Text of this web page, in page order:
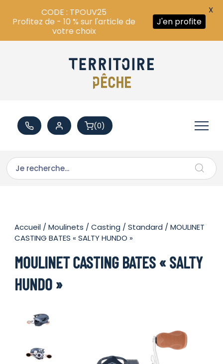
(0)
Accueil /Moulinets /Casting /Standard / MOULINET
CASTING BATES « SALTY HUNDO »
MOULINET CASTING BATES « SALTY
HUNDO »
CODE : TPOUV25
Profitez de - 10 % sur l'article de
votre choix
J'en profite
X